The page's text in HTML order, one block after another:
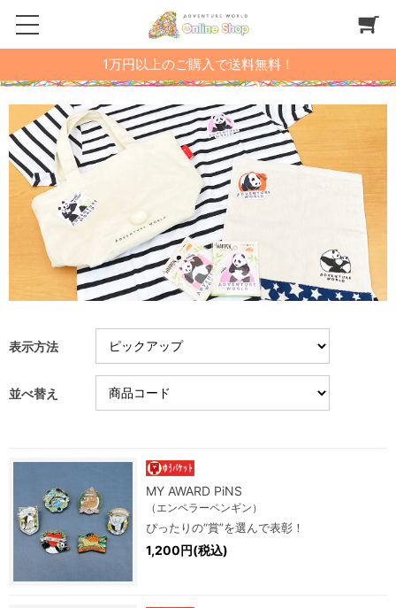
1万円以上のご購入で送料無料！
表示方法
並べ替え
MY AWARD PiNS
（エンペラーペンギン）
ぴったりの“賞”を選んで表彰！
1,200円(税込)